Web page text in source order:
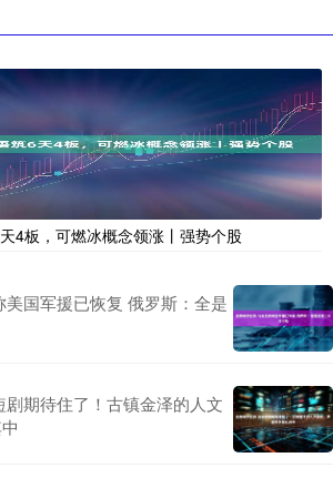
4板，可燃冰概念领涨丨强势个股
国军援已恢复 俄罗斯：全是
期待住了！古镇金泽的人文